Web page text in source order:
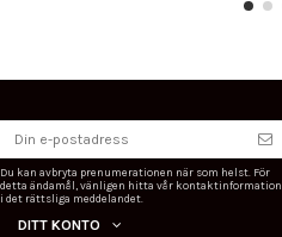
Du kan avbryta prenumerationen när som helst. För
detta ändamål, vänligen hitta vår kontaktinformation
i det rättsliga meddelandet.
DITT KONTO